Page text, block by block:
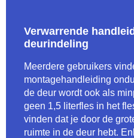
Verwarrende
deurindeling
Meerdere gebruikers
montagehandleiding
de deur wordt ook als
geen 1,5 literfles in het
vinden dat je door de
ruimte in de deur hebt.